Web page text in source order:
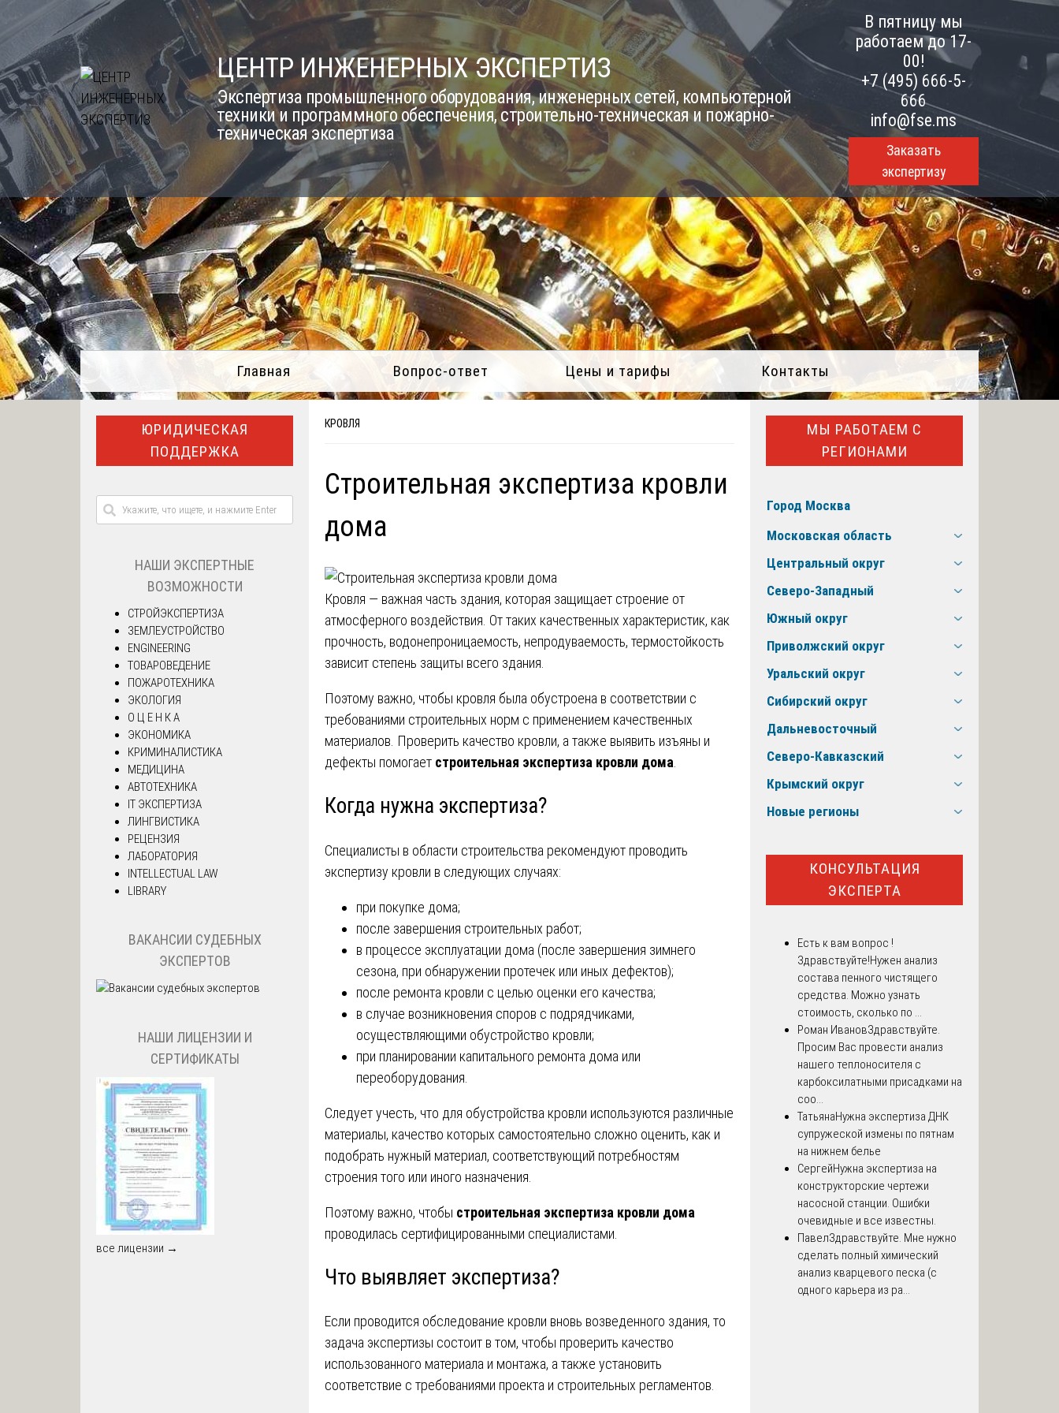
content
ЦЕНТР ИНЖЕНЕРНЫХ ЭКСПЕРТИЗ
Экспертиза промышленного оборудования, инженерных сетей, компьютерной
техники и программного обеспечения, строительно-техническая и пожарно-
техническая экспертиза
В пятницу мы
работаем до 17-
00!
+7 (495) 666-5-
666
info@fse.ms
Заказать
экспертизу
Главная Вопрос-ответ Цены и тарифы Контакты
КРОВЛЯ
Строительная экспертиза кровли
дома
Кровля — важная часть здания, которая защищает строение от
атмосферного воздействия. От таких качественных характеристик, как
прочность, водонепроницаемость, непродуваемость, термостойкость
зависит степень защиты всего здания.
Поэтому важно, чтобы кровля была обустроена в соответствии с
требованиями строительных норм с применением качественных
материалов. Проверить качество кровли, а также выявить изъяны и
дефекты помогает строительная экспертиза кровли дома
Когда нужна экспертиза?
Специалисты в области строительства рекомендуют проводить
экспертизу кровли в следующих случаях:
при покупке дома;
после завершения строительных работ;
в процессе эксплуатации дома (после завершения зимнего
сезона, при обнаружении протечек или иных дефектов);
после ремонта кровли с целью оценки его качества;
в случае возникновения споров с подрядчиками,
осуществляющими обустройство кровли;
при планировании капитального ремонта дома или
переоборудования.
Следует учесть, что для обустройства кровли используются различные
материалы, качество которых самостоятельно сложно оценить, как и
подобрать нужный материал, соответствующий потребностям
строения того или иного назначения.
Поэтому важно, чтобы строительная экспертиза кровли дома
проводилась сертифицированными специалистами.
Что выявляет экспертиза?
Если проводится обследование кровли вновь возведенного здания, то
задача экспертизы состоит в том, чтобы проверить качество
использованного материала и монтажа, а также установить
соответствие с требованиями проекта и строительных регламентов.
ЮРИДИЧЕСКАЯ
ПОДДЕРЖКА
НАШИ ЭКСПЕРТНЫЕ
ВОЗМОЖНОСТИ
СТРОЙЭКСПЕРТИЗА
ЗЕМЛЕУСТРОЙСТВО
ENGINEERING
ТОВАРОВЕДЕНИЕ
ПОЖАРОТЕХНИКА
ЭКОЛОГИЯ
О Ц Е Н К А
ЭКОНОМИКА
КРИМИНАЛИСТИКА
МЕДИЦИНА
АВТОТЕХНИКА
IT ЭКСПЕРТИЗА
ЛИНГВИСТИКА
РЕЦЕНЗИЯ
ЛАБОРАТОРИЯ
INTELLECTUAL LAW
LIBRARY
ВАКАНСИИ СУДЕБНЫХ
ЭКСПЕРТОВ
НАШИ ЛИЦЕНЗИИ И
СЕРТИФИКАТЫ
все лицензии →
МЫ РАБОТАЕМ С
РЕГИОНАМИ
Город Москва
Московская область
Центральный округ
Северо-Западный
Южный округ
Приволжский округ
Уральский округ
Сибирский округ
Дальневосточный
Северо-Кавказский
Крымский округ
Новые регионы
КОНСУЛЬТАЦИЯ
ЭКСПЕРТА
Есть к вам вопрос !
Здравствуйте!Нужен анализ
состава пенного чистящего
средства. Можно узнать
стоимость, сколько по ...
Роман ИвановЗдравствуйте.
Просим Вас провести анализ
нашего теплоносителя с
карбоксилатными присадками на
соо...
ТатьянаНужна экспертиза ДНК
супружеской измены по пятнам
на нижнем белье
СергейНужна экспертиза на
конструкторские чертежи
насосной станции. Ошибки
очевидные и все известны.
ПавелЗдравствуйте. Мне нужно
сделать полный химический
анализ кварцевого песка (с
одного карьера из ра...